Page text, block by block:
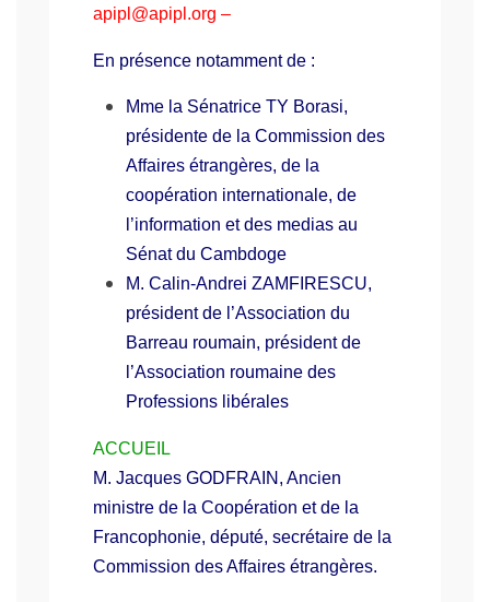
apipl@apipl.org –
En présence notamment de :
Mme la Sénatrice TY Borasi,
présidente de la Commission des
Affaires étrangères, de la
coopération internationale, de
l’information et des medias au
Sénat du Cambdoge
M. Calin-Andrei ZAMFIRESCU,
président de l’Association du
Barreau roumain, président de
l’Association roumaine des
Professions libérales
ACCUEIL
M. Jacques GODFRAIN, Ancien
ministre de la Coopération et de la
Francophonie, député, secrétaire de la
Commission des Affaires étrangères.